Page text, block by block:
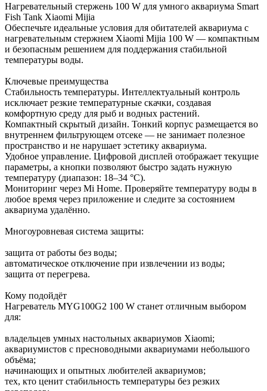
Нагревательный стержень 100 W для умного аквариума Smart
Fish Tank Xiaomi Mijia
Обеспечьте идеальные условия для обитателей аквариума с
нагревательным стержнем Xiaomi Mijia 100 W — компактным
и безопасным решением для поддержания стабильной
температуры воды.
Ключевые преимущества
Стабильность температуры. Интеллектуальный контроль
исключает резкие температурные скачки, создавая
комфортную среду для рыб и водных растений.
Компактный скрытый дизайн. Тонкий корпус размещается во
внутреннем фильтрующем отсеке — не занимает полезное
пространство и не нарушает эстетику аквариума.
Удобное управление. Цифровой дисплей отображает текущие
параметры, а кнопки позволяют быстро задать нужную
температуру (диапазон: 18–34 °C).
Мониторинг через Mi Home. Проверяйте температуру воды в
любое время через приложение и следите за состоянием
аквариума удалённо.
Многоуровневая система защиты:
защита от работы без воды;
автоматическое отключение при извлечении из воды;
защита от перегрева.
Кому подойдёт
Нагреватель MYG100G2 100 W станет отличным выбором
для:
владельцев умных настольных аквариумов Xiaomi;
аквариумистов с пресноводными аквариумами небольшого
объёма;
начинающих и опытных любителей аквариумов;
тех, кто ценит стабильность температуры без резких